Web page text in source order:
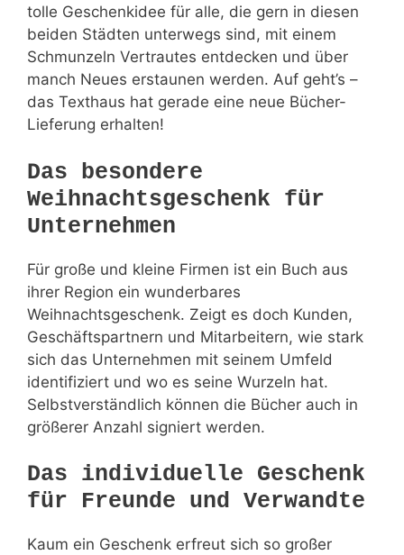
tolle Geschenkidee für alle, die gern in diesen
beiden Städten unterwegs sind, mit einem
Schmunzeln Vertrautes entdecken und über
manch Neues erstaunen werden. Auf geht’s –
das Texthaus hat gerade eine neue Bücher-
Lieferung erhalten!
Das besondere
Weihnachtsgeschenk für
Unternehmen
Für große und kleine Firmen ist ein Buch aus
ihrer Region ein wunderbares
Weihnachtsgeschenk. Zeigt es doch Kunden,
Geschäftspartnern und Mitarbeitern, wie stark
sich das Unternehmen mit seinem Umfeld
identifiziert und wo es seine Wurzeln hat.
Selbstverständlich können die Bücher auch in
größerer Anzahl signiert werden.
Das individuelle Geschenk
für Freunde und Verwandte
Kaum ein Geschenk erfreut sich so großer